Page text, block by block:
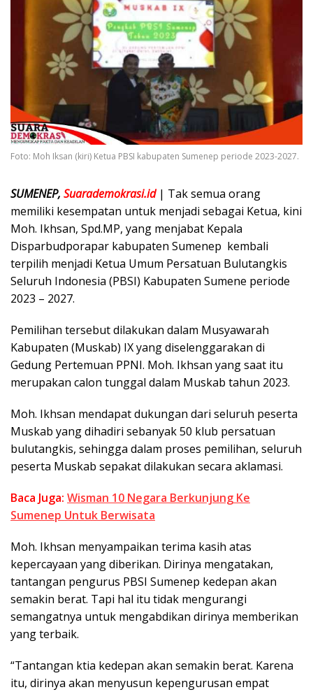
Foto: Moh Iksan (kiri) Ketua PBSI kabupaten Sumenep periode 2023-2027.
SUMENEP, Suarademokrasi.id| Tak semua orang
memiliki kesempatan untuk menjadi sebagai Ketua, kini
Moh. Ikhsan, Spd.MP, yang menjabat Kepala
Disparbudporapar kabupaten Sumenep kembali
terpilih menjadi Ketua Umum Persatuan Bulutangkis
Seluruh Indonesia (PBSI) Kabupaten Sumene periode
2023 – 2027.
Pemilihan tersebut dilakukan dalam Musyawarah
Kabupaten (Muskab) IX yang diselenggarakan di
Gedung Pertemuan PPNI. Moh. Ikhsan yang saat itu
merupakan calon tunggal dalam Muskab tahun 2023.
Moh. Ikhsan mendapat dukungan dari seluruh peserta
Muskab yang dihadiri sebanyak 50 klub persatuan
bulutangkis, sehingga dalam proses pemilihan, seluruh
peserta Muskab sepakat dilakukan secara aklamasi.
Baca Juga: Wisman 10 Negara Berkunjung Ke
Sumenep Untuk Berwisata
Moh. Ikhsan menyampaikan terima kasih atas
kepercayaan yang diberikan. Dirinya mengatakan,
tantangan pengurus PBSI Sumenep kedepan akan
semakin berat. Tapi hal itu tidak mengurangi
semangatnya untuk mengabdikan dirinya memberikan
yang terbaik.
“Tantangan ktia kedepan akan semakin berat. Karena
itu, dirinya akan menyusun kepengurusan empat